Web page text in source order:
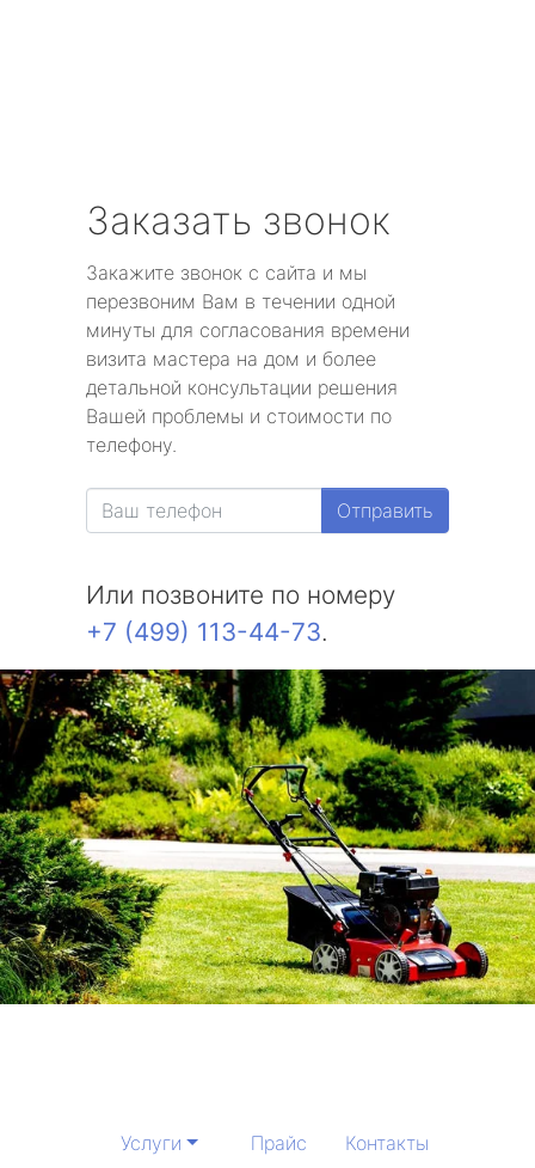
Заказать звонок
Закажите звонок с сайта и мы
перезвоним Вам в течении одной
минуты для согласования времени
визита мастера на дом и более
детальной консультации решения
Вашей проблемы и стоимости по
телефону.
Отправить
Или позвоните по номеру
+7 (499) 113-44-73.
Услуги Прайс Контакты